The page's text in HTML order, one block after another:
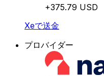
+375.79 USD
Xeで送金
プロバイダー